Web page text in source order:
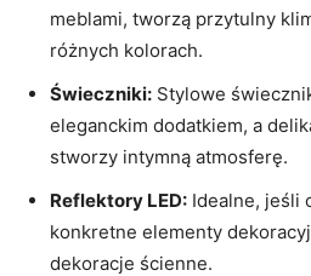
meblami, tworzą przytulny
różnych kolorach.
Świeczniki: Stylowe
eleganckim dodatkiem, a
stworzy intymną atmosferę.
Reflektory LED: Idealne, jeśli
konkretne elementy
dekoracje ścienne.